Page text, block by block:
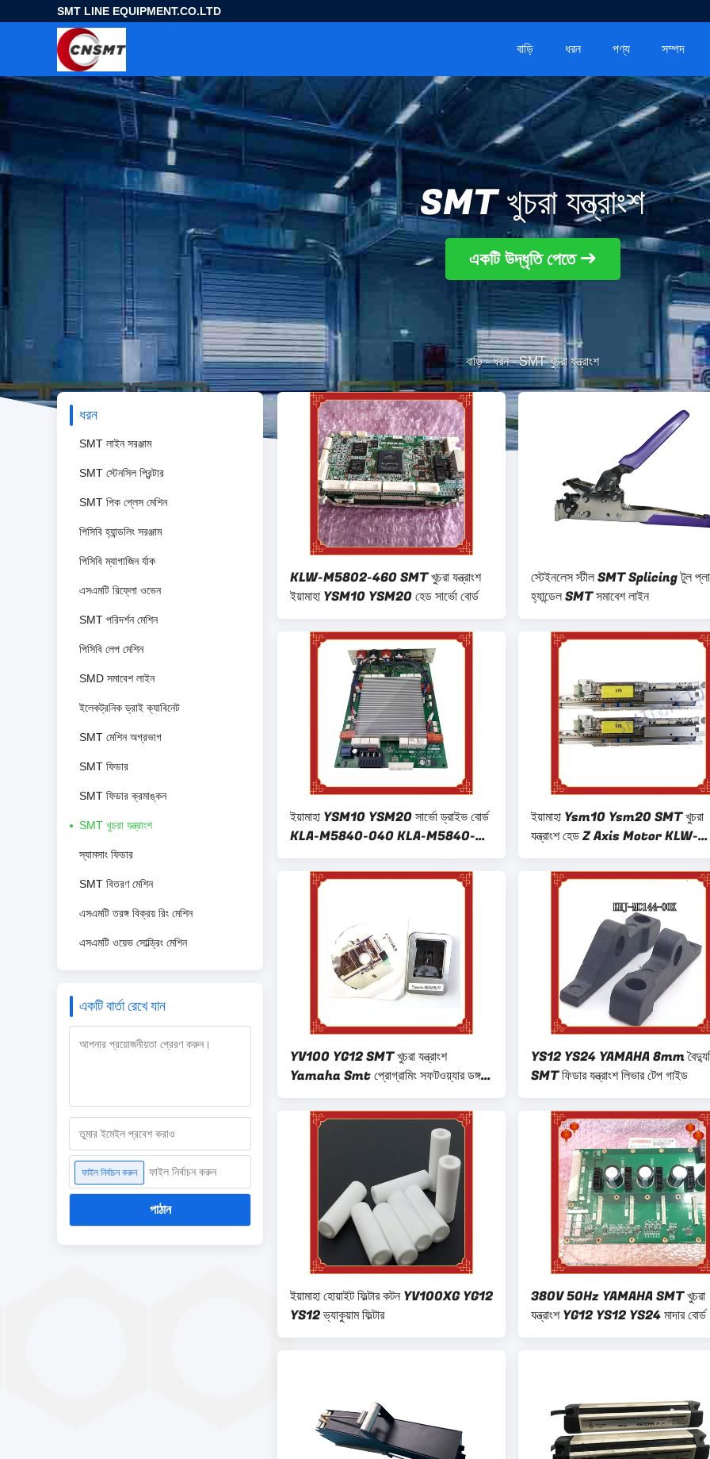
SMT LINE EQUIPMENT.CO.LTD
বাড়ি ধরন পণ্য সম্পদ
SMT খুচরা যন্ত্রাংশ
একটি উদ্ধৃতি পেতে
বাড়ি-ধরন-SMT খুচরা যন্ত্রাংশ
ধরন
SMT লাইন সরঞ্জাম
SMT স্টেনসিল প্রিন্টার
SMT পিক প্লেস মেশিন
পিসিবি হ্যান্ডলিং সরঞ্জাম
পিসিবি ম্যাগাজিন র্যাক
এসএমটি রিফ্লো ওভেন
SMT পরিদর্শন মেশিন
পিসিবি লেপ মেশিন
SMD সমাবেশ লাইন
ইলেকট্রনিক ড্রাই ক্যাবিনেট
SMT মেশিন অগ্রভাগ
SMT ফিডার
SMT ফিডার ক্রমাঙ্কন
SMT খুচরা যন্ত্রাংশ
স্যামসাং ফিডার
SMT বিতরণ মেশিন
এসএমটি তরঙ্গ বিক্রয় রিং মেশিন
এসএমটি ওয়েভ সোল্ড্রিং মেশিন
একটি বার্তা রেখে যান
ফাইল নির্বাচন করুন ফাইল নির্বাচন করুন
পাঠান
KLW-M5802-460 SMT খুচরা যন্ত্রাংশ
ইয়ামাহা YSM10 YSM20 হেড সার্ভো বোর্ড
স্টেইনলেস স্টীল SMT Splicing টুল
হ্যান্ডেল SMT সমাবেশ লাইন
ইয়ামাহা YSM10 YSM20 সার্ভো ড্রাইভ বোর্ড
KLA-M5840-040 KLA-M5840-
030
ইয়ামাহা Ysm10 Ysm20 SMT খুচরা
যন্ত্রাংশ হেড Z Axis Motor KLW-
M71G5-00
YV100 YG12 SMT খুচরা যন্ত্রাংশ
Yamaha Smt প্রোগ্রামিং সফটওয়্যার ডঙ্গল
সহ
YS12 YS24 YAMAHA 8mm
SMT ফিডার যন্ত্রাংশ লিভার টেপ গাইড
ইয়ামাহা হোয়াইট ফিল্টার কটন YV100XG YG12
YS12 ভ্যাকুয়াম ফিল্টার
380V 50Hz YAMAHA SMT খুচরা
যন্ত্রাংশ YG12 YS12 YS24 মাদার বোর্ড